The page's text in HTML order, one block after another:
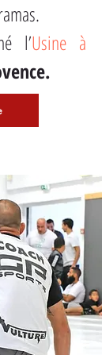
l’Usine à